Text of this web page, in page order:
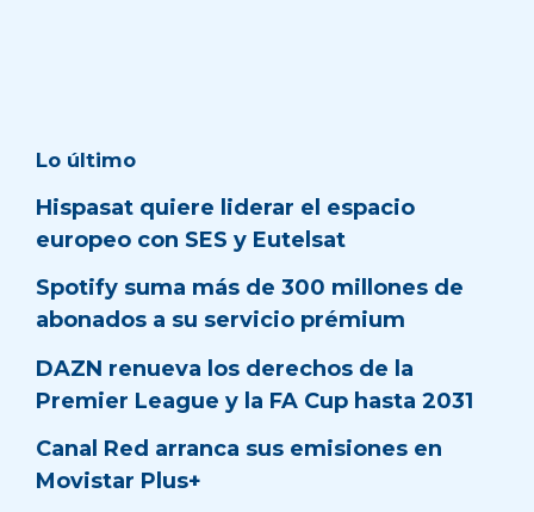
Lo último
Hispasat quiere liderar el espacio
europeo con SES y Eutelsat
Spotify suma más de 300 millones de
abonados a su servicio prémium
DAZN renueva los derechos de la
Premier League y la FA Cup hasta 2031
Canal Red arranca sus emisiones en
Movistar Plus+